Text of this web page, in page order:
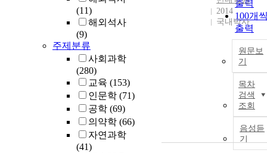
(11)
해외석사
(9)
주제분류
사회과학
(280)
교육 (153)
인문학 (71)
공학 (69)
의약학 (66)
자연과학
(41)
출력
100개
출력
2014
국내박사
원문보
기
목차
검색
조회
음성듣
기